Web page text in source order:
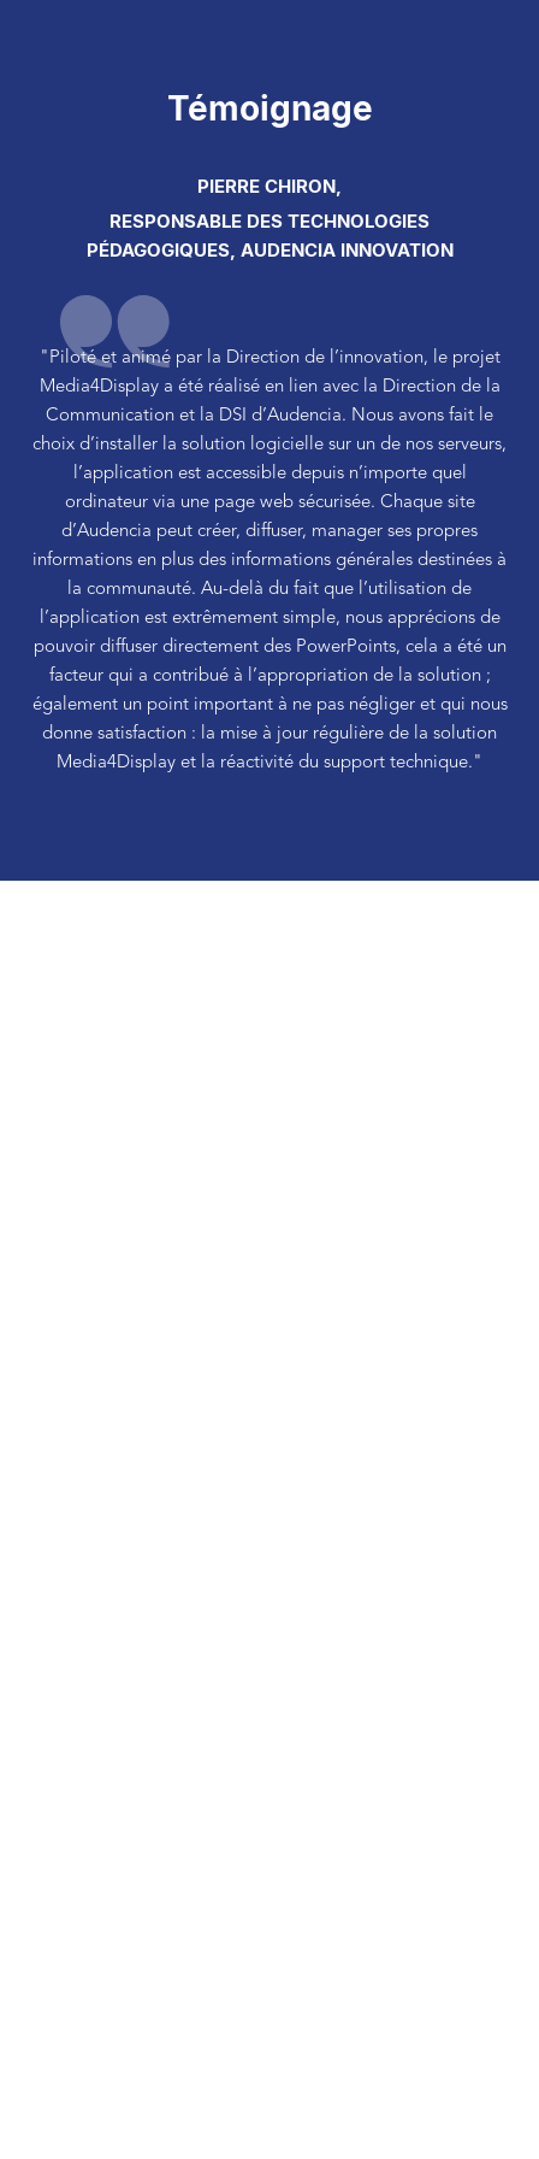
Témoignage
PIERRE CHIRON,
RESPONSABLE DES TECHNOLOGIES
PÉDAGOGIQUES, AUDENCIA INNOVATION
"Piloté et animé par la Direction de l’innovation, le projet
Media4Display a été réalisé en lien avec la Direction de la
Communication et la DSI d’Audencia. Nous avons fait le
choix d’installer la solution logicielle sur un de nos serveurs,
l’application est accessible depuis n’importe quel
ordinateur via une page web sécurisée. Chaque site
d’Audencia peut créer, diffuser, manager ses propres
informations en plus des informations générales destinées à
la communauté. Au-delà du fait que l’utilisation de
l’application est extrêmement simple, nous apprécions de
pouvoir diffuser directement des PowerPoints, cela a été un
facteur qui a contribué à l’appropriation de la solution ;
également un point important à ne pas négliger et qui nous
donne satisfaction : la mise à jour régulière de la solution
Media4Display et la réactivité du support technique."